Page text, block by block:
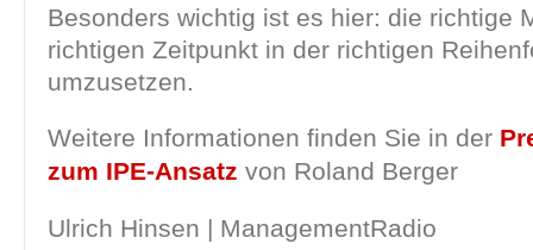
Besonders wichtig ist es hier: die richtige
richtigen Zeitpunkt in der richtigen
umzusetzen.
Weitere Informationen finden Sie in der
zum IPE-Ansatz von Roland Berger
Ulrich Hinsen | ManagementRadio